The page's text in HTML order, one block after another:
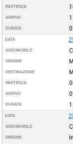
PARTENZA
ARRIVO
DURATA
DATA
AEROMOBILE
ORIGINE
DESTINAZIONE
PARTENZA
ARRIVO
DURATA
DATA
AEROMOBILE
ORIGINE